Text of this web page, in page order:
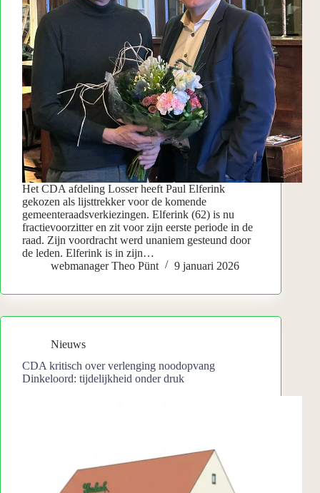
Het CDA afdeling Losser heeft Paul Elferink
gekozen als lijsttrekker voor de komende
gemeenteraadsverkiezingen. Elferink (62) is nu
fractievoorzitter en zit voor zijn eerste periode in de
raad. Zijn voordracht werd unaniem gesteund door
de leden. Elferink is in zijn…
webmanager Theo Pünt
9 januari 2026
Nieuws
CDA kritisch over verlenging noodopvang
Dinkeloord: tijdelijkheid onder druk